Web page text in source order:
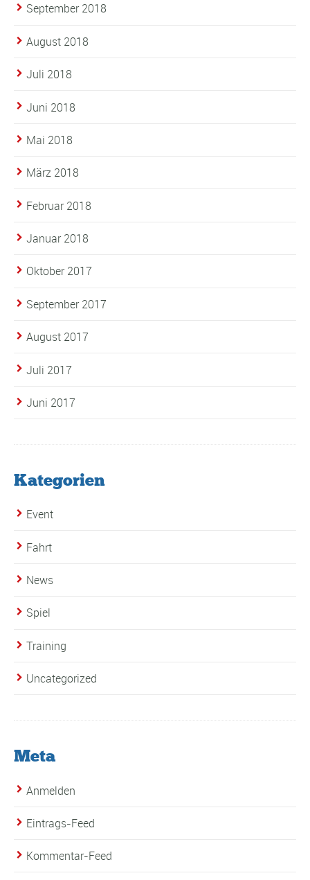
September 2018
August 2018
Juli 2018
Juni 2018
Mai 2018
März 2018
Februar 2018
Januar 2018
Oktober 2017
September 2017
August 2017
Juli 2017
Juni 2017
Kategorien
Event
Fahrt
News
Spiel
Training
Uncategorized
Meta
Anmelden
Eintrags-Feed
Kommentar-Feed